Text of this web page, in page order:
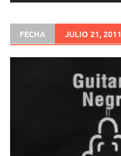
FECHA JULIO 21, 2011